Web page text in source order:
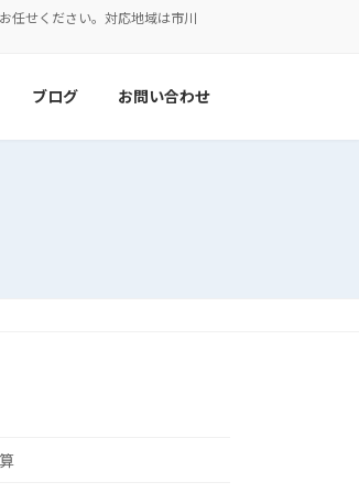
任せください。対応地域は市川
ブログ お問い合わせ